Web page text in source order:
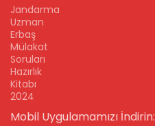
Jandarma
Uzman
Erbaş
Mülakat
Soruları
Hazırlık
Kitabı
2024
Mobil Uygulamamızı İndirin: